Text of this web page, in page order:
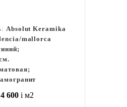
Absolut Keramika
mallorca
4 600 i м2